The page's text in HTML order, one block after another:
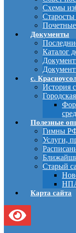
Схемы
Старосты
Документы
Каталог
с.
История
Полезные
Гимны
Услуги,
Старый
Карта сайта